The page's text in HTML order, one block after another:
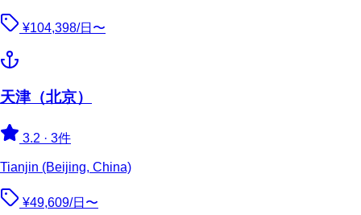
¥104,398/日〜
天津（北京）
3.2 · 3件
Tianjin (Beijing, China)
¥49,609/日〜